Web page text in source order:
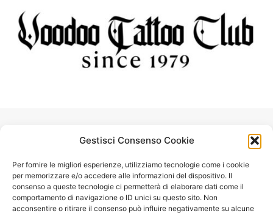
Gestisci Consenso Cookie
Per fornire le migliori esperienze, utilizziamo tecnologie come i cookie
per memorizzare e/o accedere alle informazioni del dispositivo. Il
consenso a queste tecnologie ci permetterà di elaborare dati come il
comportamento di navigazione o ID unici su questo sito. Non
acconsentire o ritirare il consenso può influire negativamente su alcune
Share some INK!